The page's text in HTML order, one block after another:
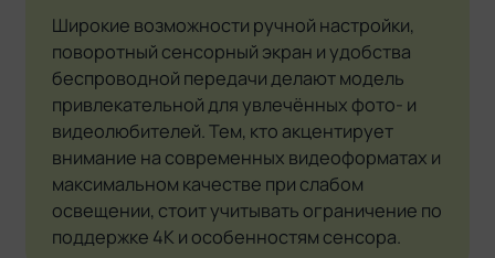
Широкие возможности ручной настройки,
поворотный сенсорный экран и удобства
беспроводной передачи делают модель
привлекательной для увлечённых фото- и
видеолюбителей. Тем, кто акцентирует
внимание на современных видеоформатах и
максимальном качестве при слабом
освещении, стоит учитывать ограничение по
поддержке 4K и особенностям сенсора.